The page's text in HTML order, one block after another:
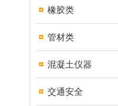
橡胶类
管材类
混凝土仪器
交通安全